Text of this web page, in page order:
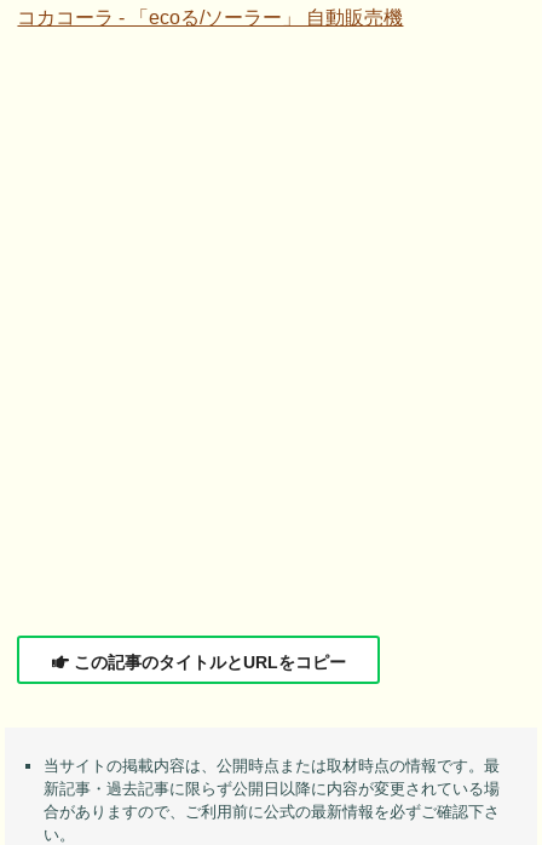
コカコーラ - 「ecoる/ソーラー」 自動販売機
この記事のタイトルとURLをコピー
当サイトの掲載内容は、公開時点または取材時点の情報です。最
新記事・過去記事に限らず公開日以降に内容が変更されている場
合がありますので、ご利用前に公式の最新情報を必ずご確認下さ
い。